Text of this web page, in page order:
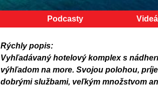
Podcasty Videá
Rýchly popis:
Vyhľadávaný hotelový komplex s
výhľadom na more. Svojou polohou,
dobrými službami, veľkým množstvom